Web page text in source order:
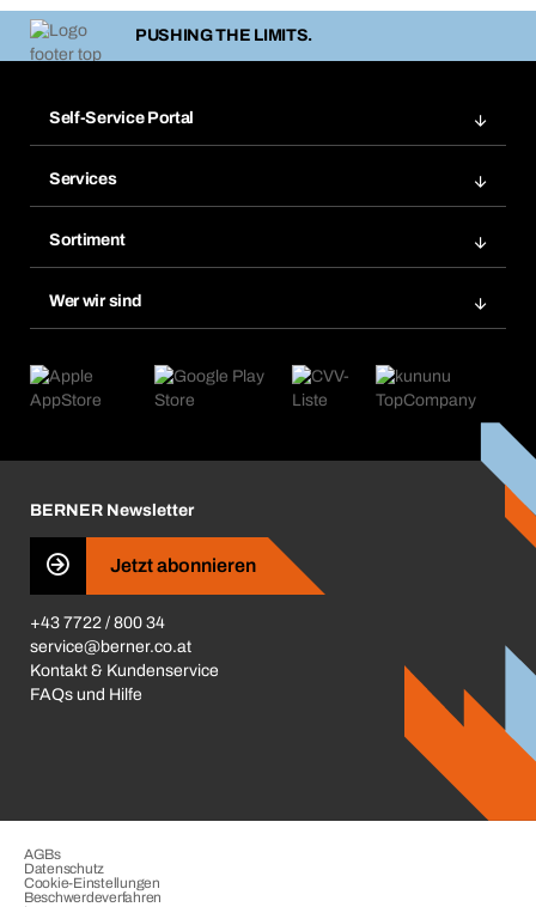
PUSHING THE LIMITS.
Self-Service Portal
Merklisten
Nachbestellungen
Abo-Funktion
Services
Chemical Safety Management
eProcurement
Produktfinder
Sortiment
Kataloge & Broschüren
Wer wir sind
Was uns antreibt
Presse
Business Conduct
BERNER Newsletter
Jetzt abonnieren
+43 7722 / 800 34
service@berner.co.at
Kontakt & Kundenservice
FAQs und Hilfe
AGBs
Datenschutz
Cookie-Einstellungen
Beschwerdeverfahren